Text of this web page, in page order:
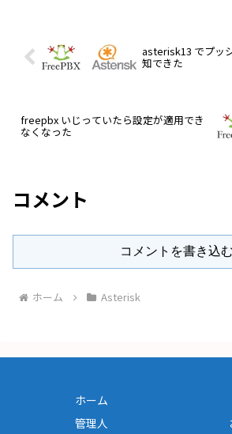
asterisk13 でプッ
知できた
freepbx いじっていたら設定が適用でき
なくなった
コメント
コメントを書き込む
ホーム Asterisk
ホーム
管理人